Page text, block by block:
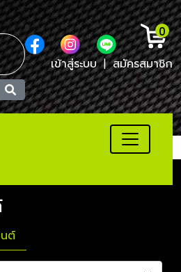
0
เข้าสู่ระบบ | สมัครสมาชิก
ต์